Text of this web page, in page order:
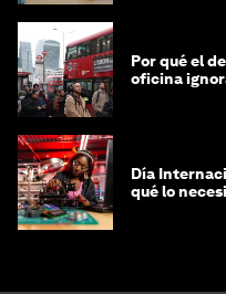
Por qué el
oficina
Día
qué lo